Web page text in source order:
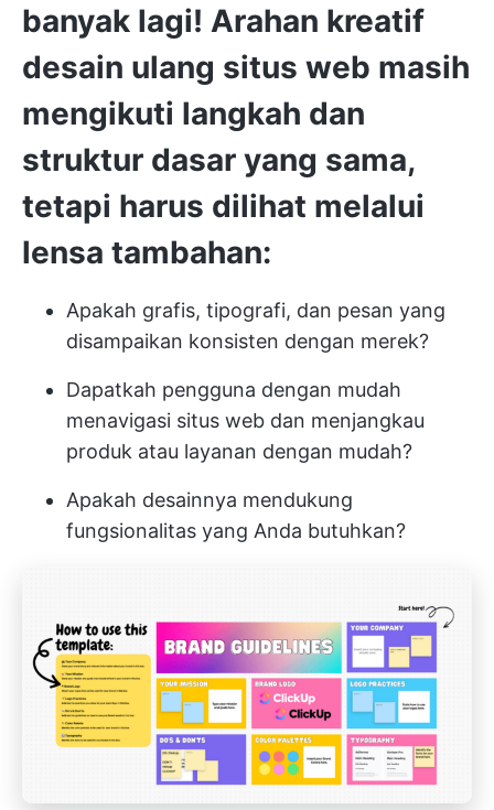
banyak lagi! Arahan kreatif
desain ulang situs web masih
mengikuti langkah dan
struktur dasar yang sama,
tetapi harus dilihat melalui
lensa tambahan:
Apakah grafis, tipografi, dan pesan yang
disampaikan konsisten dengan merek?
Dapatkah pengguna dengan mudah
menavigasi situs web dan menjangkau
produk atau layanan dengan mudah?
Apakah desainnya mendukung
fungsionalitas yang Anda butuhkan?